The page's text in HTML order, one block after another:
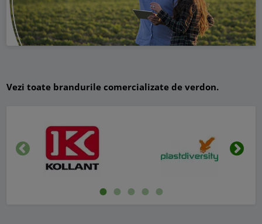
Vezi toate brandurile comercializate de verdon.
Inapoi